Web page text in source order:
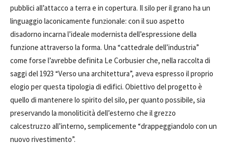
pubblici all’attacco a terra e in copertura. Il silo per il grano ha un
linguaggio laconicamente funzionale: con il suo aspetto
disadorno incarna l’ideale modernista dell’espressione della
funzione attraverso la forma. Una “cattedrale dell’industria”
come forse l’avrebbe definita Le Corbusier che, nella raccolta di
saggi del 1923 “Verso una architettura”, aveva espresso il proprio
elogio per questa tipologia di edifici. Obiettivo del progetto è
quello di mantenere lo spirito del silo, per quanto possibile, sia
preservando la monoliticità dell’esterno che il grezzo
calcestruzzo all’interno, semplicemente “drappeggiandolo con un
nuovo rivestimento”.